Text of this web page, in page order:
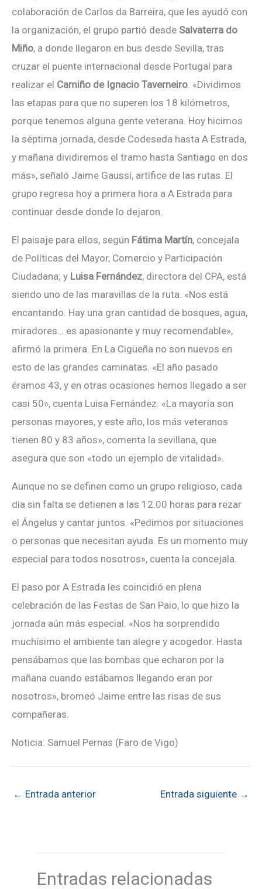
colaboración de Carlos da Barreira, que les ayudó con
la organización, el grupo partió desde Salvaterra do
Miño, a donde llegaron en bus desde Sevilla, tras
cruzar el puente internacional desde Portugal para
realizar el Camiño de Ignacio Taverneiro . «Dividimos
las etapas para que no superen los 18 kilómetros,
porque tenemos alguna gente veterana. Hoy hicimos
la séptima jornada, desde Codeseda hasta A Estrada,
y mañana dividiremos el tramo hasta Santiago en dos
más», señaló Jaime Gaussí, artífice de las rutas. El
grupo regresa hoy a primera hora a A Estrada para
continuar desde donde lo dejaron.
El paisaje para ellos, según Fátima Martín, concejala
de Políticas del Mayor, Comercio y Participación
Ciudadana; y Luisa Fernández, directora del CPA, está
siendo uno de las maravillas de la ruta. «Nos está
encantando. Hay una gran cantidad de bosques, agua,
miradores… es apasionante y muy recomendable»,
afirmó la primera. En La Cigüeña no son nuevos en
esto de las grandes caminatas. «El año pasado
éramos 43, y en otras ocasiones hemos llegado a ser
casi 50», cuenta Luisa Fernández. «La mayoría son
personas mayores, y este año, los más veteranos
tienen 80 y 83 años», comenta la sevillana, que
asegura que son «todo un ejemplo de vitalidad».
Aunque no se definen como un grupo religioso, cada
día sin falta se detienen a las 12.00 horas para rezar
el Ángelus y cantar juntos. «Pedimos por situaciones
o personas que necesitan ayuda. Es un momento muy
especial para todos nosotros», cuenta la concejala.
El paso por A Estrada les coincidió en plena
celebración de las Festas de San Paio, lo que hizo la
jornada aún más especial. «Nos ha sorprendido
muchísimo el ambiente tan alegre y acogedor. Hasta
pensábamos que las bombas que echaron por la
mañana cuando estábamos llegando eran por
nosotros», bromeó Jaime entre las risas de sus
compañeras.
Noticia: Samuel Pernas (Faro de Vigo)
← Entrada anterior Entrada siguiente →
Entradas relacionadas